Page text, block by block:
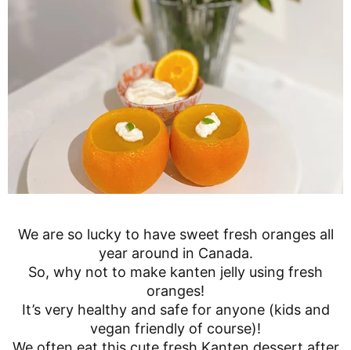
We are so lucky to have sweet fresh oranges all
year around in Canada.
So, why not to make kanten jelly using fresh
oranges!
It’s very healthy and safe for anyone (kids and
vegan friendly of course)!